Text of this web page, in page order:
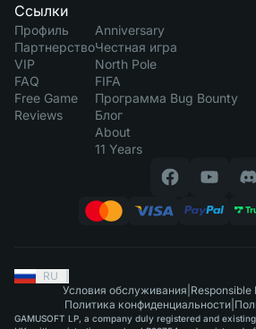
Ссылки
Профиль
Партнерство
VIP
FAQ
Free Game
Reviews
Anniversary
Честная игра
North Pole
FIFA
Программа Bug Bounty
Блог
About
11 Years
RU
Условия обслуживания Responsible
Политика конфиденциальности
GAMUSOFT LP, a company duly registered and